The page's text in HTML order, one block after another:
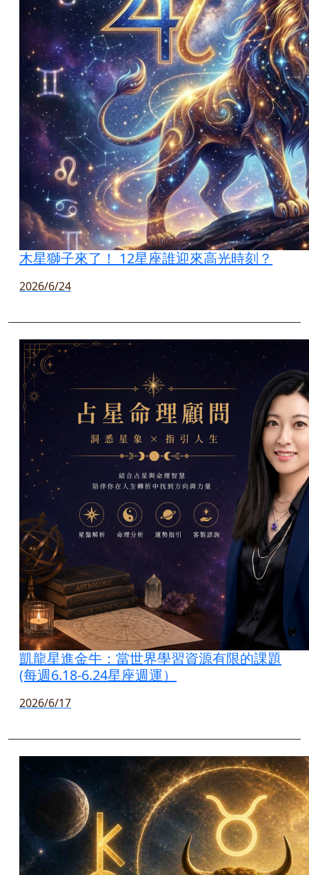
木星獅子來了！ 12星座誰迎來高光時刻？
2026/6/24
凱龍星進金牛：當世界學習資源有限的課題
(每週6.18-6.24星座週運）
2026/6/17